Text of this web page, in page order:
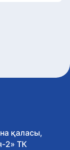
қаласы,
2» ТК